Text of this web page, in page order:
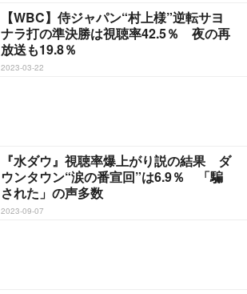
【WBC】侍ジャパン“村上様”逆転サヨ
ナラ打の準決勝は視聴率42.5％ 夜の再
放送も19.8％
2023-03-22
『水ダウ』視聴率爆上がり説の結果 ダ
ウンタウン“涙の番宣回”は6.9％ 「騙
された」の声多数
2023-09-07